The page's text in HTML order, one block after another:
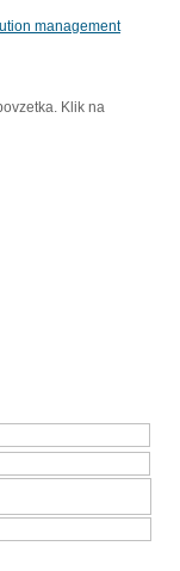
management
Klik na